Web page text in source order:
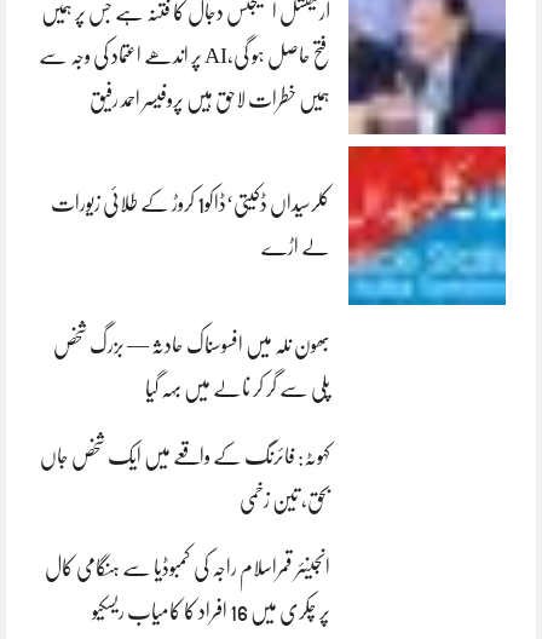
آرٹیفشل انٹلیجنس دجال کا فتنہ ہے جس پر ہمیں
فتح حاصل ہو گی،AI پر اندھے اعتماد کی وجہ سے
ہمیں خطرات لاحق ہیں پروفیسر احمد رفیق
کلرسیداں ڈکیتی‘ڈاکو1 کروڑ کے طلائی زیورات
لے اڑے
بھون نلہ میں افسوسناک حادثہ — بزرگ شخص
پلی سے گر کر نالے میں بہہ گیا
کہوٹہ: فائرنگ کے واقعے میں ایک شخص جاں
بحق، تین زخمی
انجینئر قمراسلام راجہ کی کمبوڈیا سے ہنگامی کال
پر چکری میں 16 افراد کا کامیاب ریسکیو